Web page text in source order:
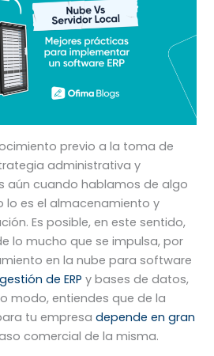
previo a la toma de
administrativa y
aún cuando hablamos de algo
es el almacenamiento y
Es posible, en este sentido,
lo mucho que se impulsa, por
en la nube para software
gestión de ERPy bases de datos,
modo, entiendes que de la
tu empresadepende en gran
comercial de la misma.